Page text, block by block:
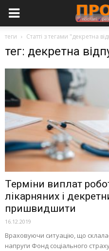
теги Статті з тегами "декретна
тег: декретна
Терміни виплат
лікарняних і
пришвидшити
16.12.2019
Враховуючи ситуацію, що
напруги Фонд соціального